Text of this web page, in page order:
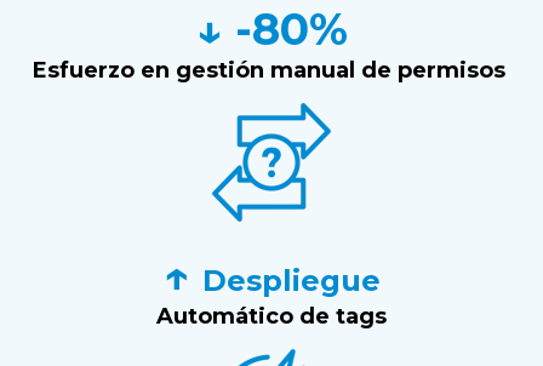
↓ -80%
Esfuerzo en gestión manual de permisos
↑ Despliegue
Automático de tags